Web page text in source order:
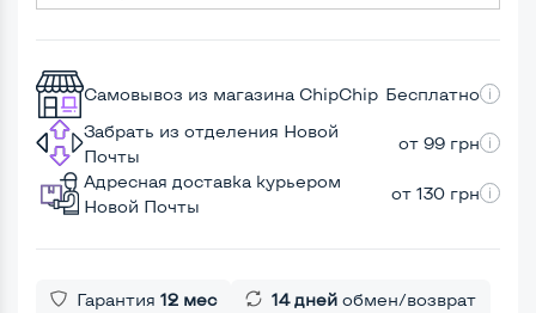
Самовывоз из магазина ChipChip Бесплатно
Забрать из отделения Новой
Почты
от 99 грн
Адресная доставка курьером
Новой Почты
от 130 грн
Гарантия 12 мес 14 дней обмен/возврат